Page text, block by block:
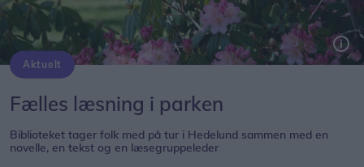
Aktuelt
Fælles læsning i parken
Biblioteket tager folk med på tur i Hedelund sammen med en
novelle, en tekst og en læsegruppeleder